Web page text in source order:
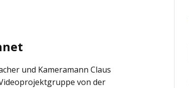
und Kameramann Claus
von der